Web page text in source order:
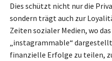
Dies schützt nicht nur die
sondern trägt auch zur
Zeiten sozialer Medien, wo
„instagrammable“
finanzielle Erfolge zu teilen,